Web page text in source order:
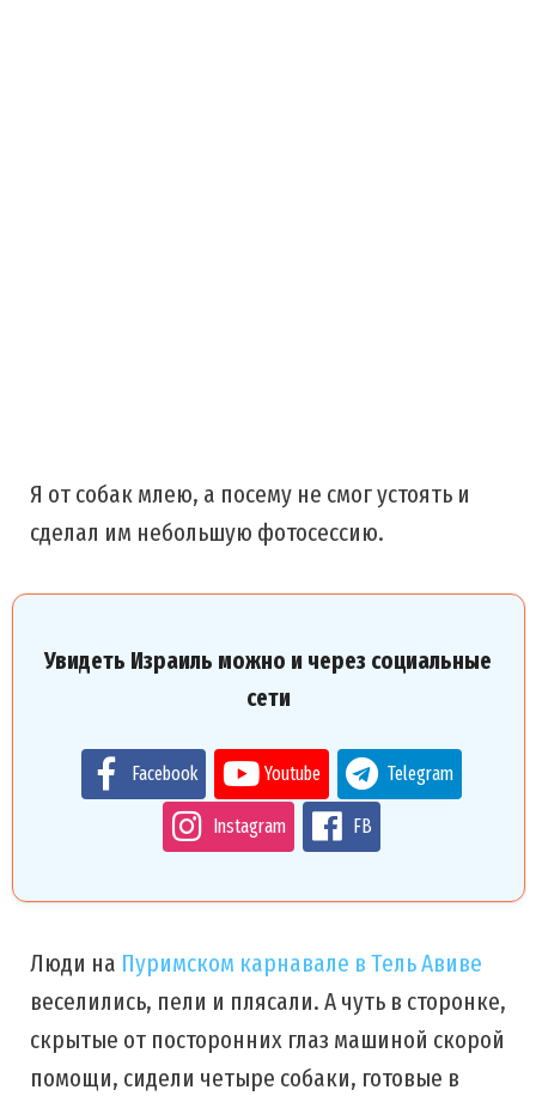
Я от собак млею, а посему не смог устоять и
сделал им небольшую фотосессию.
Увидеть Израиль можно и через социальные
сети
Facebook Youtube Telegram
Instagram FB
Люди на Пуримском карнавале в Тель Авиве
веселились, пели и плясали. А чуть в сторонке,
скрытые от посторонних глаз машиной скорой
помощи, сидели четыре собаки, готовые в